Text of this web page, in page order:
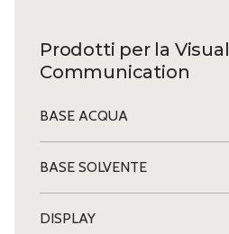
Prodotti per la Visual
Communication
BASE ACQUA
BASE SOLVENTE
DISPLAY